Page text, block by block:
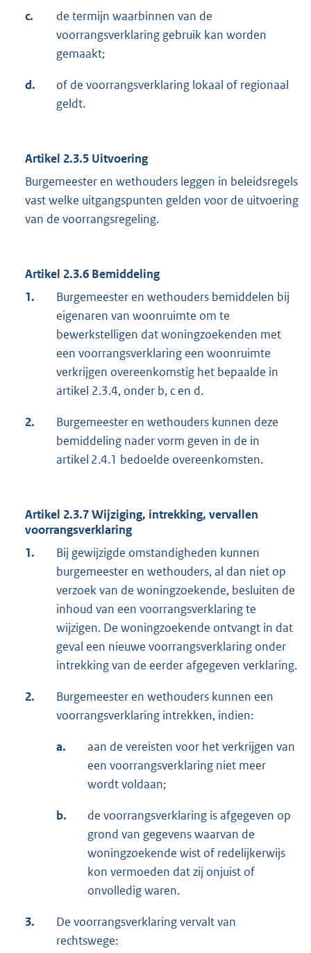
c.
de termijn waarbinnen van de
voorrangsverklaring gebruik kan worden
gemaakt;
d.
of de voorrangsverklaring lokaal of regionaal
geldt.
Artikel 2.3.5 Uitvoering
Burgemeester en wethouders leggen in beleidsregels
vast welke uitgangspunten gelden voor de uitvoering
van de voorrangsregeling.
Artikel 2.3.6 Bemiddeling
1.
Burgemeester en wethouders bemiddelen bij
eigenaren van woonruimte om te
bewerkstelligen dat woningzoekenden met
een voorrangsverklaring een woonruimte
verkrijgen overeenkomstig het bepaalde in
artikel 2.3.4, onder b, c en d.
2.
Burgemeester en wethouders kunnen deze
bemiddeling nader vorm geven in de in
artikel 2.4.1 bedoelde overeenkomsten.
Artikel 2.3.7 Wijziging, intrekking, vervallen
voorrangsverklaring
1.
Bij gewijzigde omstandigheden kunnen
burgemeester en wethouders, al dan niet op
verzoek van de woningzoekende, besluiten de
inhoud van een voorrangsverklaring te
wijzigen. De woningzoekende ontvangt in dat
geval een nieuwe voorrangsverklaring onder
intrekking van de eerder afgegeven verklaring.
2.
Burgemeester en wethouders kunnen een
voorrangsverklaring intrekken, indien:
a.
aan de vereisten voor het verkrijgen van
een voorrangsverklaring niet meer
wordt voldaan;
b.
de voorrangsverklaring is afgegeven op
grond van gegevens waarvan de
woningzoekende wist of redelijkerwijs
kon vermoeden dat zij onjuist of
onvolledig waren.
3.
De voorrangsverklaring vervalt van
rechtswege: